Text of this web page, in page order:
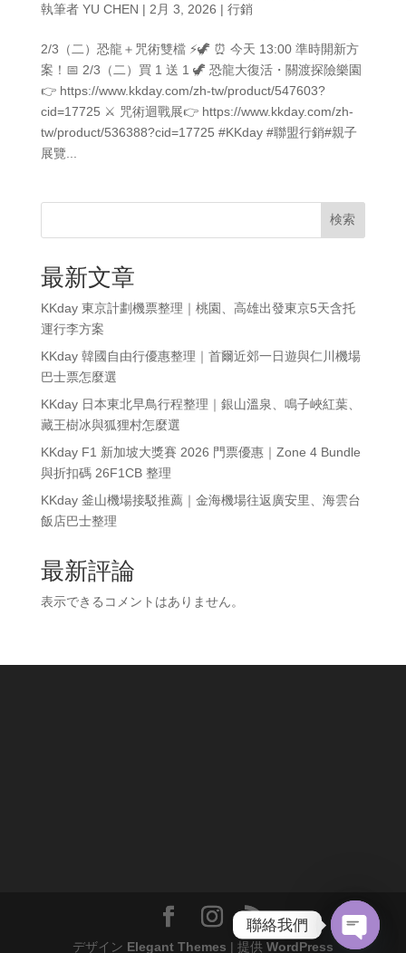
執筆者 YU CHEN | 2月 3, 2026 | 行銷
2/3（二）恐龍＋咒術雙檔 ⚡️🦖 ⏰ 今天 13:00 準時開新方
案！📅 2/3（二）買 1 送 1 🦖 恐龍大復活・關渡探險樂園
👉 https://www.kkday.com/zh-tw/product/547603?
cid=17725 ⚔️ 咒術迴戰展👉 https://www.kkday.com/zh-
tw/product/536388?cid=17725 #KKday #聯盟行銷#親子
展覽...
検索
最新文章
KKday 東京計劃機票整理｜桃園、高雄出發東京5天含托
運行李方案
KKday 韓國自由行優惠整理｜首爾近郊一日遊與仁川機場
巴士票怎麼選
KKday 日本東北早鳥行程整理｜銀山溫泉、鳴子峽紅葉、
藏王樹冰與狐狸村怎麼選
KKday F1 新加坡大獎賽 2026 門票優惠｜Zone 4 Bundle
與折扣碼 26F1CB 整理
KKday 釜山機場接駁推薦｜金海機場往返廣安里、海雲台
飯店巴士整理
最新評論
表示できるコメントはありません。
デザイン Elegant Themes | 提供 WordPress
聯絡我們